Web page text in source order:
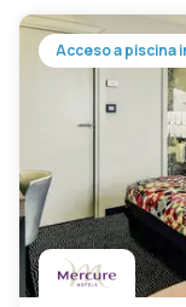
Acceso a piscina